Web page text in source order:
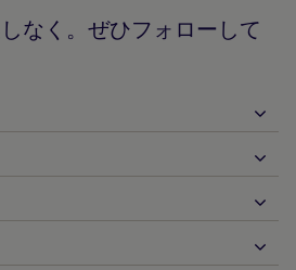
なく。ぜひフォローして